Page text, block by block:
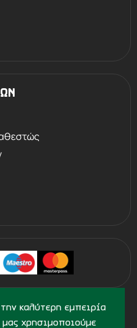
καλύτερη εμπειρία
χρησιμοποιούμε